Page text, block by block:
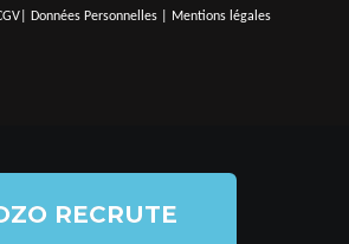
Données Personnelles Mentions légales
RECRUTE